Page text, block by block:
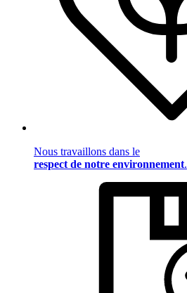
Nous travaillons dans le
respect de notre environnement.